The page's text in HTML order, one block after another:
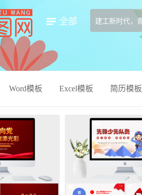
全部
Word模板 Excel模板 简历模板